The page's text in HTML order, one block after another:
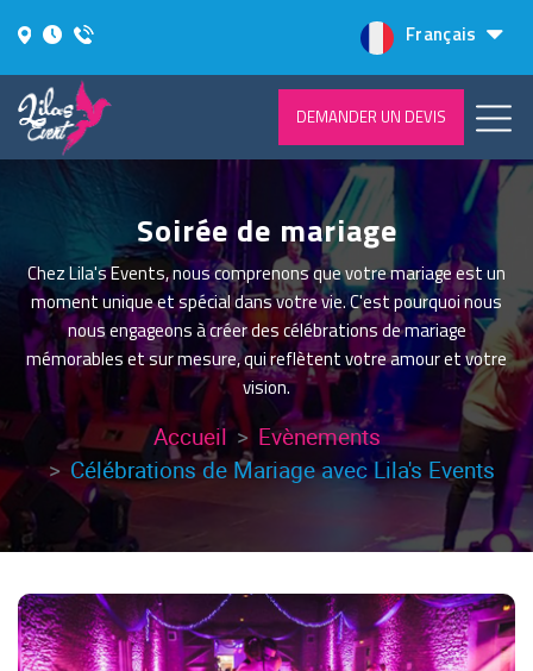
Français
DEMANDER UN DEVIS
Soirée de mariage
Chez Lila's Events, nous comprenons que votre mariage est un
moment unique et spécial dans votre vie. C'est pourquoi nous
nous engageons à créer des célébrations de mariage
mémorables et sur mesure, qui reflètent votre amour et votre
vision.
Accueil
Evènements
Célébrations de Mariage avec Lila's Events